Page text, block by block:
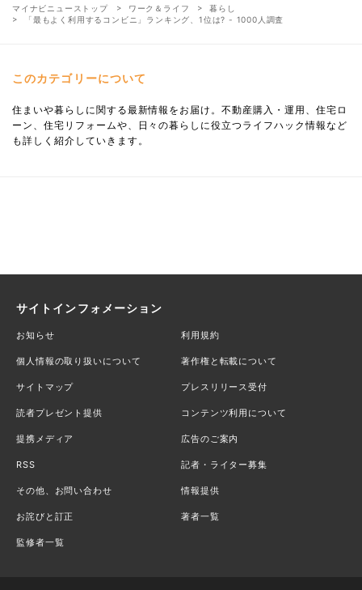
マイナビニューストップ ワーク＆ライフ
暮らし
「最もよく利用するコンビニ」ランキング、1位は? - 1000人調査
このカテゴリーについて
住まいや暮らしに関する最新情報をお届け。不動産購入・運用、住宅ロ
ーン、住宅リフォームや、日々の暮らしに役立つライフハック情報など
も詳しく紹介していきます。
サイトインフォメーション
お知らせ 利用規約
個人情報の取り扱いについて 著作権と転載について
サイトマップ プレスリリース受付
読者プレゼント提供 コンテンツ利用について
提携メディア 広告のご案内
RSS 記者・ライター募集
その他、お問い合わせ 情報提供
お詫びと訂正 著者一覧
監修者一覧